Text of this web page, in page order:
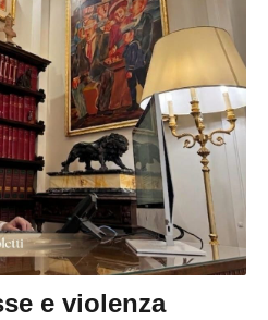
e violenza